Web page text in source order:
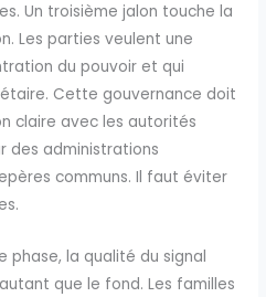
Un troisième jalon touche la
Les parties veulent une
du pouvoir et qui
Cette gouvernance doit
claire avec les autorités
des administrations
communs. Il faut éviter
la qualité du signal
que le fond. Les familles